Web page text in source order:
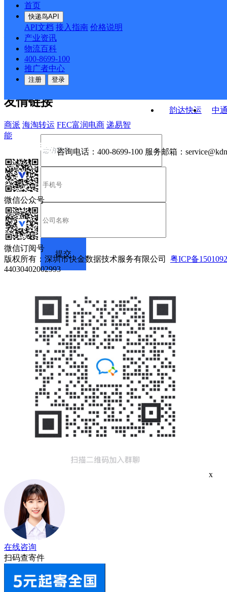
首页
快递鸟API
API文档 接入指南 价格说明
产业资讯
物流百科
400-8699-100
推广者中心
注册 登录
韵达快运
中
API接口 DEMO下载
关于我们
公司介绍 企业动态
合作伙伴 快递鸟接口服务协议
户隐私政策
友情链接
商派 海淘转运 FEC富润电商 递易智
能
咨询电话： 400-8699-100 服务邮箱：
微信公众号
微信订阅号
版权所有：深圳市快金数据技术服务有限公司 粤ICP备
44030402002993
x
在线咨询
扫码查寄件